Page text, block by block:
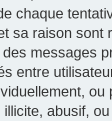
chaque
sa raison sont
messages
entre
ou
illicite, abusif,